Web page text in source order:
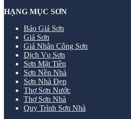
HẠNG MỤC SƠN
Báo Giá Sơn
Giá Sơn
Giá Nhân Công Sơn
Dịch Vụ Sơn
Sơn Mặt Tiền
Sơn Nền Nhà
Sơn Nhà Đẹp
Thợ Sơn Nước
Thợ Sơn Nhà
Quy Trình Sơn Nhà